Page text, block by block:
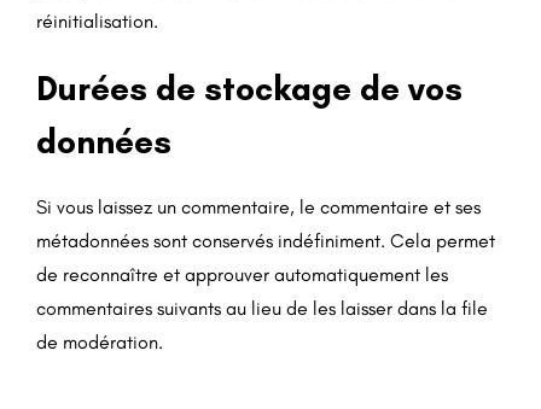
réinitialisation.
Durées de stockage de vos
données
Si vous laissez un commentaire, le commentaire et ses
métadonnées sont conservés indéfiniment. Cela permet
de reconnaître et approuver automatiquement les
commentaires suivants au lieu de les laisser dans la file
de modération.